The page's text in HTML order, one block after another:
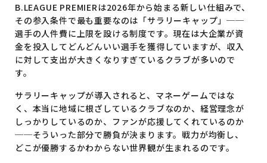
B.LEAGUE PREMIERは2026年から始まる新しい仕組みで、
その参入条件で最も重要なのは「サラリーキャップ」──
選手の人件費に上限を設ける制度です。現在は大企業が資
金を投入してどんどんいい選手を獲得していますが、収入
に対して支出が大きくなりすぎているクラブが多いので
す。
サラリーキャップが導入されると、マネーゲームではな
く、本当に地域に根ざしているクラブなのか、経営理念が
しっかりしているのか、ファンが応援してくれているのか
──そういった部分で勝負が決まります。戦力が均衡し、
どこが優勝するかわからない世界観が生まれるのです。